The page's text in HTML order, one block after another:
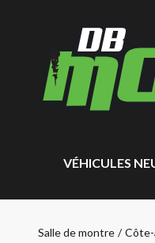
VÉHICULES
Salle de montre /